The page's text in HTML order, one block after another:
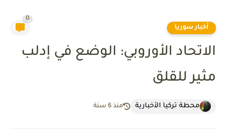
أخبار سوريا
0
الاتحاد الأوروبي: الوضع في إدلب
مثير للقلق
محطة تركيا الأخبارية منذ 6 سنة